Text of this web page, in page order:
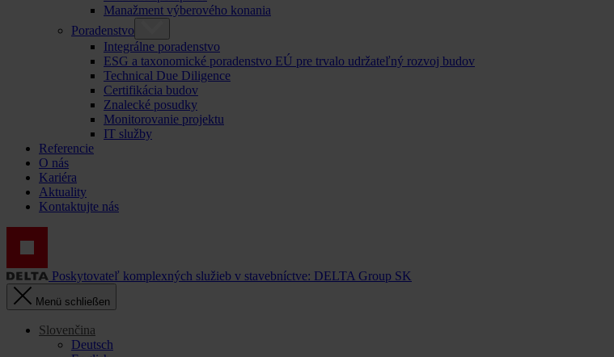
Manažment výberového konania
Poradenstvo
Integrálne poradenstvo
ESG a taxonomické poradenstvo EÚ pre trvalo udržateľný rozvoj budov
Technical Due Diligence
Certifikácia budov
Znalecké posudky
Monitorovanie projektu
IT služby
Referencie
O nás
Kariéra
Aktuality
Kontaktujte nás
Poskytovateľ komplexných služieb v stavebníctve: DELTA Group SK
Menü schließen
Slovenčina
Deutsch